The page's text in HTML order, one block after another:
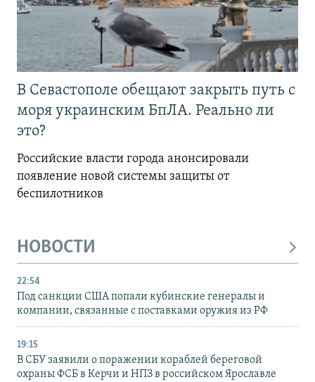
В Севастополе обещают закрыть путь с
моря украинским БпЛА. Реально ли
это?
Российские власти города анонсировали
появление новой системы защиты от
беспилотников
НОВОСТИ
22:54
Под санкции США попали кубинские генералы и
компании, связанные с поставками оружия из РФ
19:15
В СБУ заявили о поражении кораблей береговой
охраны ФСБ в Керчи и НПЗ в российском Ярославле